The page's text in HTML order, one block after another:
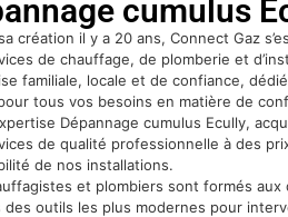
cumulus
création il y a 20 ans, Connect Gaz
de chauffage, de plomberie et
familiale, locale et de confiance,
tous vos besoins en matière de
Dépannage cumulus Ecully,
de qualité professionnelle à des
de nos installations.
et plombiers sont formés
des outils les plus modernes pour